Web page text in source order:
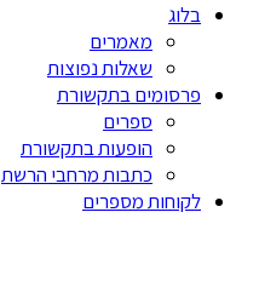
בלוג
מאמרים
שאלות נפוצות
פרסומים בתקשורת
ספרים
הופעות בתקשורת
כתבות מרחבי הרשת
לקוחות מספרים